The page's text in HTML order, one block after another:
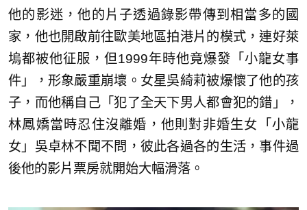
他的影迷，他的片子透過錄影帶傳到相當多的國
家，他也開啟前往歐美地區拍港片的模式，連好萊
塢都被他征服，但1999年時他竟爆發「小龍女事
件」，形象嚴重崩壞。女星吳綺莉被爆懷了他的孩
子，而他稱自己「犯了全天下男人都會犯的錯」，
林鳳嬌當時忍住沒離婚，他則對非婚生女「小龍
女」吳卓林不聞不問，彼此各過各的生活，事件過
後他的影片票房就開始大幅滑落。